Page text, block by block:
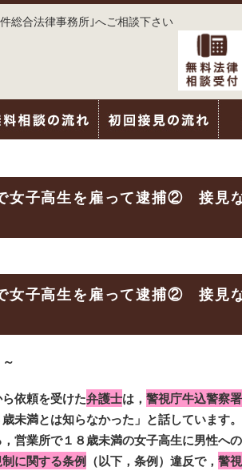
総合法律事務所｣へご相談下さい
女子高生を雇って逮捕② 接見
女子高生を雇って逮捕② 接見
依頼を受けた弁護士は， 警視庁牛込警察署
歳未満とは知らなかった」と話しています
営業所で１８歳未満の女子高生に男性へ
に関する条例 （以下，条例）違反で， 警